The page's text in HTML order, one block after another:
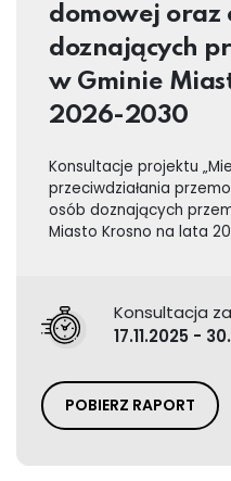
domowej oraz
doznających
w Gminie
2026-2030
Konsultacje projektu
przeciwdziałania
osób doznających
Miasto Krosno na lata
Konsultacja
17.11.2025 -
POBIERZ RAPORT